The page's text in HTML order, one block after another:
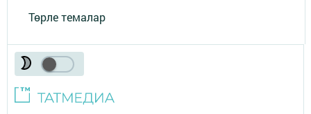
Төрле темалар